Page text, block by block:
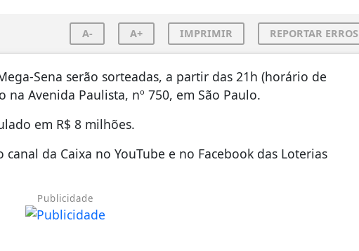
A- A+ IMPRIMIR REPORTAR ERROS
Sena serão sorteadas, a partir das 21h (horário de
na Avenida Paulista, nº 750, em São Paulo.
em R$ 8 milhões.
da Caixa no YouTube e no Facebook das Loterias
Publicidade